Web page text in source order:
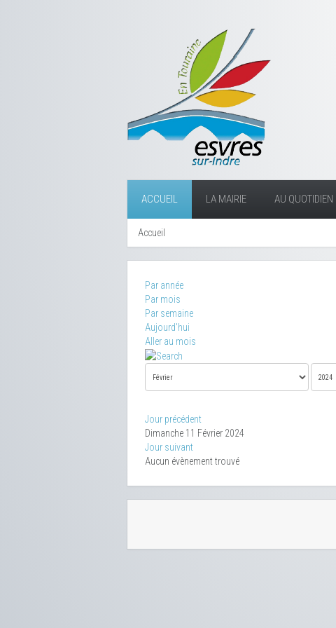
ACCUEIL LA MAIRIE AU QUOTIDIEN
Accueil
Par année
Par mois
Par semaine
Aujourd'hui
Aller au mois
Jour précédent
Dimanche 11 Février 2024
Jour suivant
Aucun évènement trouvé